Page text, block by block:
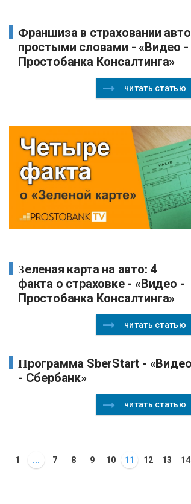
Франшиза в страховании авто
простыми словами - «Видео -
Простобанка Консалтинга»
читать статью
Зеленая карта на авто: 4
факта о страховке - «Видео -
Простобанка Консалтинга»
читать статью
Программа SberStart - «Видео
- Сбербанк»
читать статью
1 ... 7 8 9 10 11 12 13 14